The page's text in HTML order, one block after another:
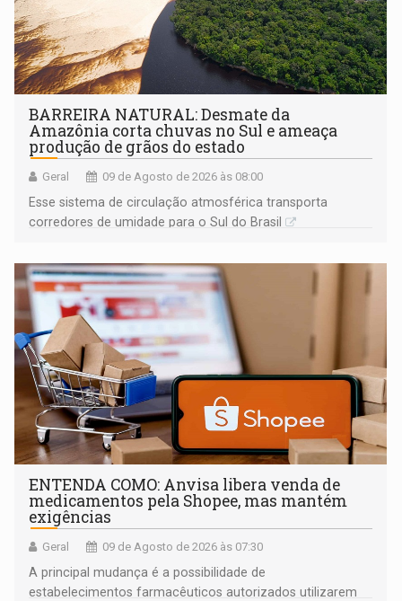
BARREIRA NATURAL: Desmate da
Amazônia corta chuvas no Sul e ameaça
produção de grãos do estado
Geral 09 de Agosto de 2026 às 08:00
Esse sistema de circulação atmosférica transporta
corredores de umidade para o Sul do Brasil
ENTENDA COMO: Anvisa libera venda de
medicamentos pela Shopee, mas mantém
exigências
Geral 09 de Agosto de 2026 às 07:30
A principal mudança é a possibilidade de
estabelecimentos farmacêuticos autorizados utilizarem